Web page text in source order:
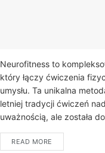
Neurofitness to
który łączy ćwiczenia
umysłu. Ta unikalna
letniej tradycji ćwiczeń
uważnością, ale została
READ MORE